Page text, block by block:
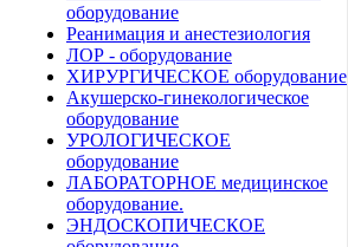
оборудование
Реанимация и анестезиология
ЛОР - оборудование
ХИРУРГИЧЕСКОЕ оборудование
Акушерско-гинекологическое
оборудование
УРОЛОГИЧЕСКОЕ
оборудование
ЛАБОРАТОРНОЕ медицинское
оборудование.
ЭНДОСКОПИЧЕСКОЕ